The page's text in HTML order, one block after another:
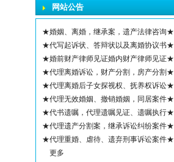
网站公告
★婚姻、离婚，继承案，遗产法律咨询★
★代写起诉状、答辩状以及离婚协议书★
★婚前财产律师见证婚内财产律师见证★
★代理离婚诉讼，财产分割，房产分割★
★代理离婚后子女探视权、抚养权诉讼★
★代理无效婚姻、撤销婚姻，同居案件★
★代书遗嘱，代理遗嘱见证、遗嘱执行★
★代理遗产分割案，继承诉讼纠纷案件★
★代理重婚、虐待、遗弃刑事诉讼案件★
更多